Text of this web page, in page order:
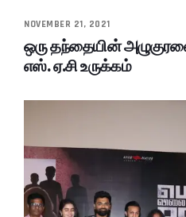
NOVEMBER 21, 2021
ஒரு தந்தையின்
எஸ். ஏ.சி உருக்கம்